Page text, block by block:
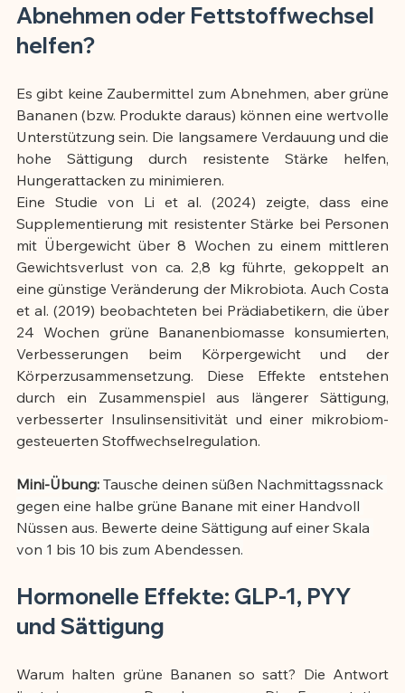
Abnehmen oder Fettstoffwechsel
helfen?
Es gibt keine Zaubermittel zum Abnehmen, aber grüne
Bananen (bzw. Produkte daraus) können eine wertvolle
Unterstützung sein. Die langsamere Verdauung und die
hohe Sättigung durch resistente Stärke helfen,
Hungerattacken zu minimieren.
Eine Studie von Li et al. (2024) zeigte, dass eine
Supplementierung mit resistenter Stärke bei Personen
mit Übergewicht über 8 Wochen zu einem mittleren
Gewichtsverlust von ca. 2,8 kg führte, gekoppelt an
eine günstige Veränderung der Mikrobiota. Auch Costa
et al. (2019) beobachteten bei Prädiabetikern, die über
24 Wochen grüne Bananenbiomasse konsumierten,
Verbesserungen beim Körpergewicht und der
Körperzusammensetzung. Diese Effekte entstehen
durch ein Zusammenspiel aus längerer Sättigung,
verbesserter Insulinsensitivität und einer mikrobiom-
gesteuerten Stoffwechselregulation.
Mini-Übung: Tausche deinen süßen Nachmittagssnack
gegen eine halbe grüne Banane mit einer Handvoll
Nüssen aus. Bewerte deine Sättigung auf einer Skala
von 1 bis 10 bis zum Abendessen.
Hormonelle Effekte: GLP-1, PYY
und Sättigung
Warum halten grüne Bananen so satt? Die Antwort